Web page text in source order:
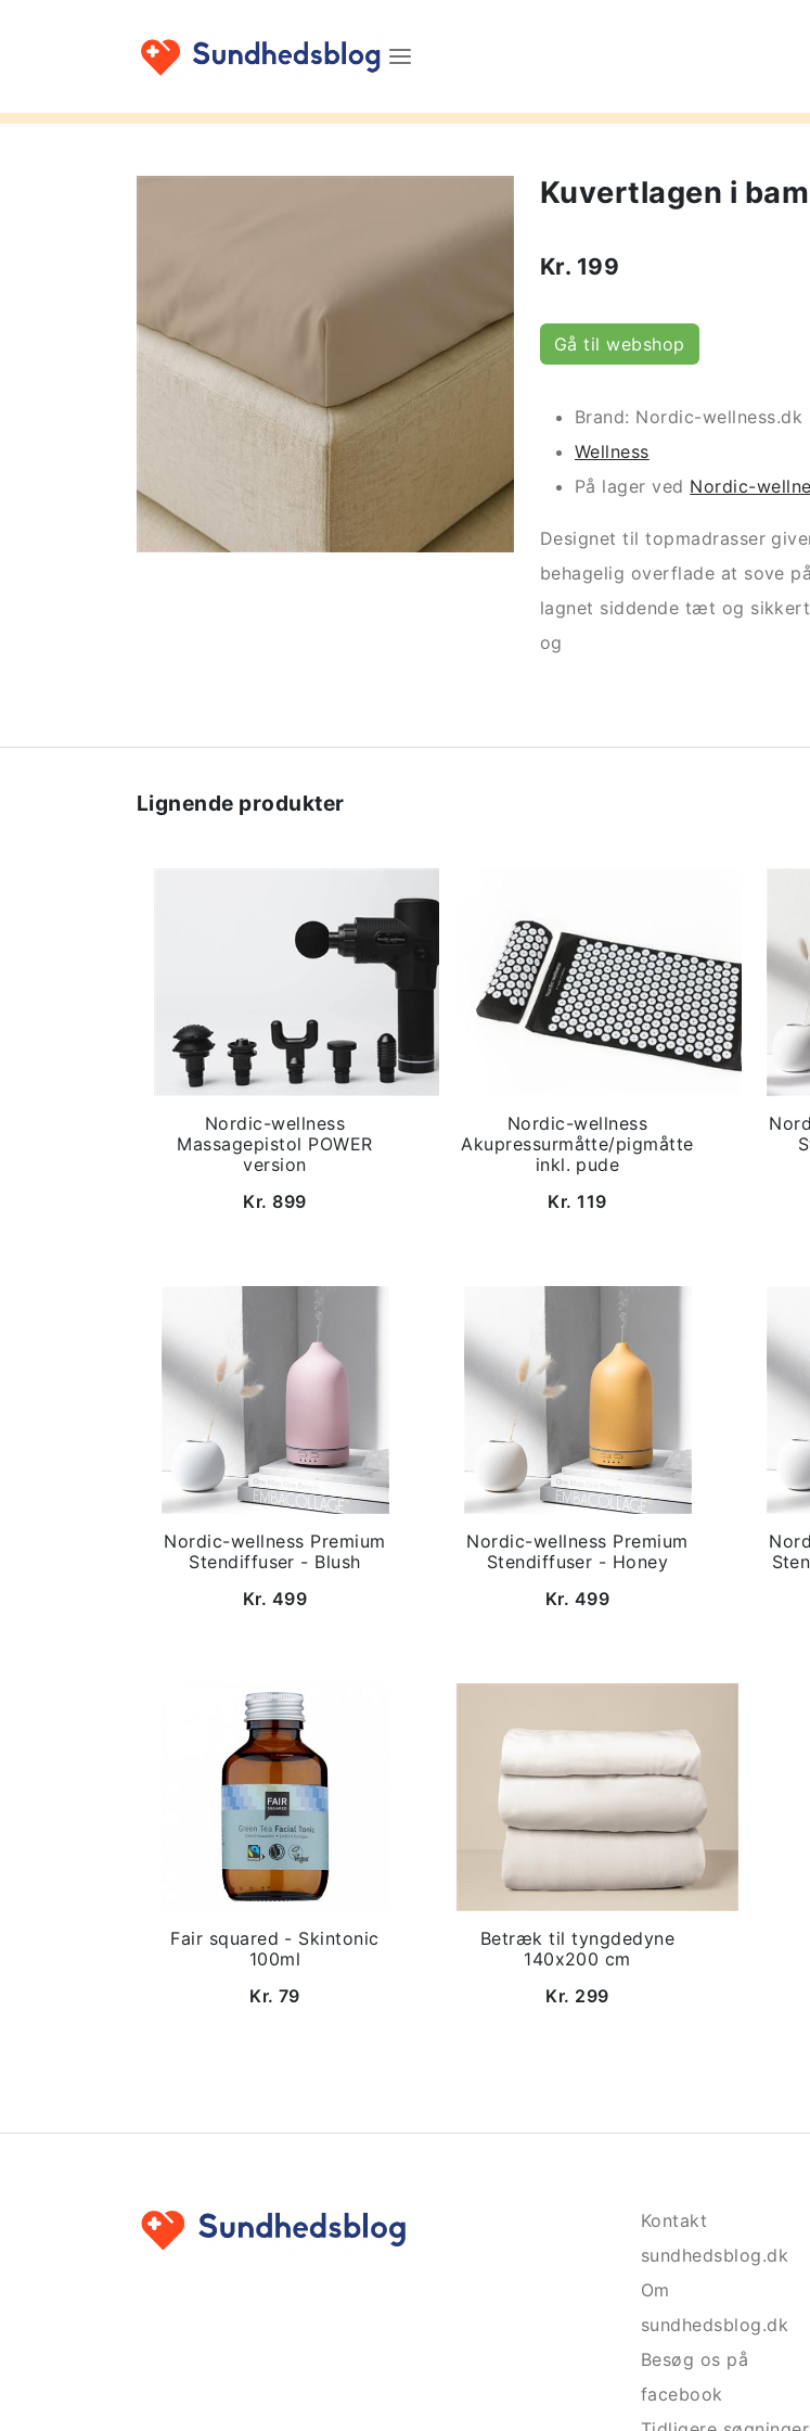
Kuvertlagen i
Kr. 199
Gå til webshop
Brand: Nordic-wellness.dk
Wellness
På lager ved Nordic-
Designet til topmadrasser
behagelig overflade at sove
lagnet siddende tæt og
og
Lignende produkter
Nordic-wellness
Massagepistol POWER
version
Kr. 899
Nordic-wellness
Akupressurmåtte/pigmåtte
inkl. pude
Kr. 119
Nordic-wellness Premium
Stendiffuser - Blush
Kr. 499
Nordic-wellness Premium
Stendiffuser - Honey
Kr. 499
Fair squared - Skintonic
100ml
Kr. 79
Betræk til tyngdedyne
140x200 cm
Kr. 299
Kontakt
sundhedsblog.dk
Om
sundhedsblog.dk
Besøg os på
facebook